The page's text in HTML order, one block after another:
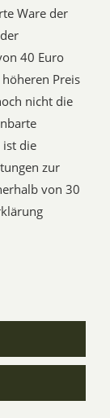
Ware der
40 Euro
Preis
nicht die
ist die
zur
von 30